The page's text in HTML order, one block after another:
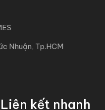
CHINH, QUẬN 12 –